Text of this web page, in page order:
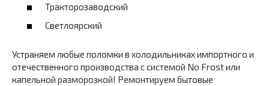
Тракторозаводский
Светлоярский
Устраняем любые поломки в холодильниках импортного и
отечественного производства с системой No Frost или
капельной разморозкой! Ремонтируем бытовые